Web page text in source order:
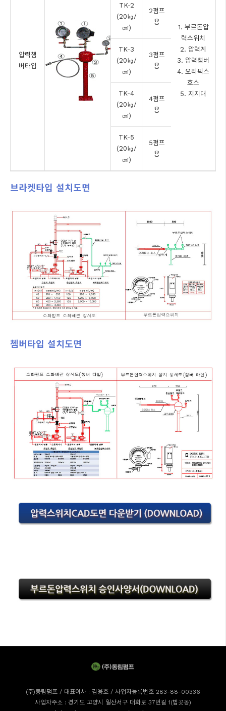
압력챔
버타입
1. 부르돈압
력스위치
2. 압력계
3. 압력챔버
4. 오리픽스
호스
5. 지지대
TK-2
(20㎏/
㎠)
2펌프
용
TK-3
(20㎏/
㎠)
3펌프
용
TK-4
(20㎏/
㎠)
4펌프
용
TK-5
(20㎏/
㎠)
5펌프
용
브라켓타입 설치도면
쳄버타입 설치도면
(주)동림펌프 / 대표이사 : 김용호 / 사업자등록번호 283-88-00336
사업자주소 : 경기도 고양시 일산서구 대화로 37번길 1(법곳동)